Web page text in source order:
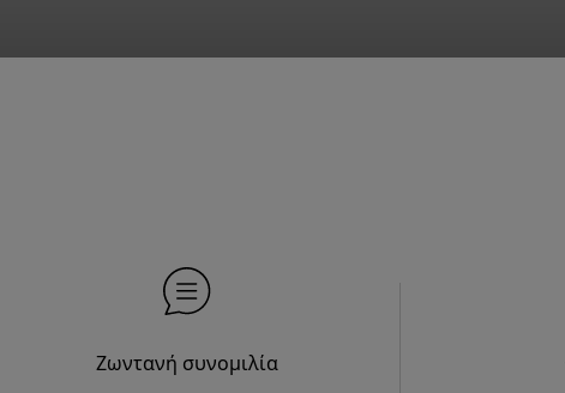
Ζωντανή συνομιλία